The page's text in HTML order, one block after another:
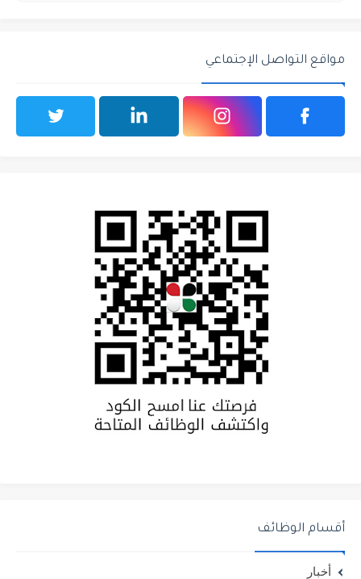
مواقع التواصل الإجتماعي
أقسام الوظائف
أخبار